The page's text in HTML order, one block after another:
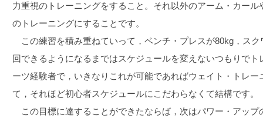
力重視のトレーニングをすること。それ以外のアーム・カー
のトレーニングにすることです。
この練習を積み重ねていって，ベンチ・プレスが80kg，ス
回できるようになるまではスケジュールを変えないつもりで
ーツ経験者で，いきなりこれが可能であればウェイト・トレ
て，それほど初心者スケジュールにこだわらなくて結構です。
この目標に達することができたならば，次はパワー・アップ